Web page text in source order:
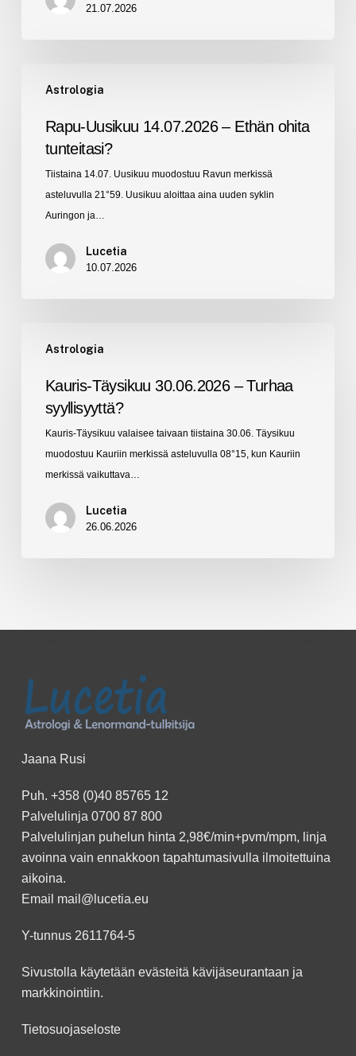
21.07.2026
Astrologia
Uusikuu
Ethän
ohita
tunteitasi?
Rapu-Uusikuu 14.07.2026 – Ethän ohita
tunteitasi?
Tiistaina 14.07. Uusikuu muodostuu Ravun merkissä
asteluvulla 21°59. Uusikuu aloittaa aina uuden syklin
Auringon ja…
Lucetia
10.07.2026
Astrologia
Täysikuu
Turhaa
syyllisyyttä?
Kauris-Täysikuu 30.06.2026 – Turhaa
syyllisyyttä?
Kauris-Täysikuu valaisee taivaan tiistaina 30.06. Täysikuu
muodostuu Kauriin merkissä asteluvulla 08°15, kun Kauriin
merkissä vaikuttava…
Lucetia
26.06.2026
Jaana Rusi
Puh. +358 (0)40 85765 12
Palvelulinja 0700 87 800
Palvelulinjan puhelun hinta 2,98€/min+pvm/mpm, linja
avoinna vain ennakkoon tapahtumasivulla ilmoitettuina
aikoina.
Email mail@lucetia.eu
Y-tunnus 2611764-5
Sivustolla käytetään evästeitä kävijäseurantaan ja
markkinointiin.
Tietosuojaseloste